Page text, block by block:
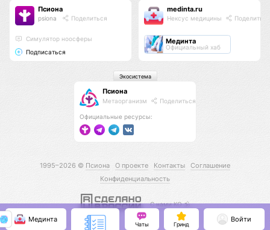
Псиона
psiona Поделиться
Cимулятор ноосферы
Подписаться
medinta.ru
Нексус медицины Поделиться
Мединта
Официальный хаб
Псиона
Метаорганизм Поделиться
Официальные ресурсы:
Экосистема
1995–2026 © Псиона О проекте Контакты
Соглашение
Конфиденциальность
С нами КО 🕉️
Мединта
Чаты Гринд
Войти